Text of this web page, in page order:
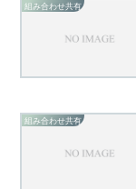
組み合わせ共有
組み合わせ共有